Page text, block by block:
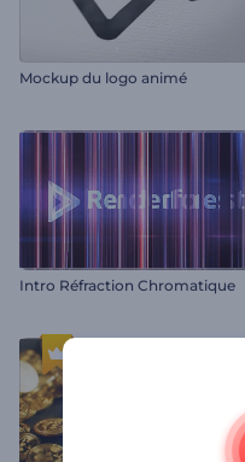
Mockup du logo animé
Intro Réfraction Chromatique